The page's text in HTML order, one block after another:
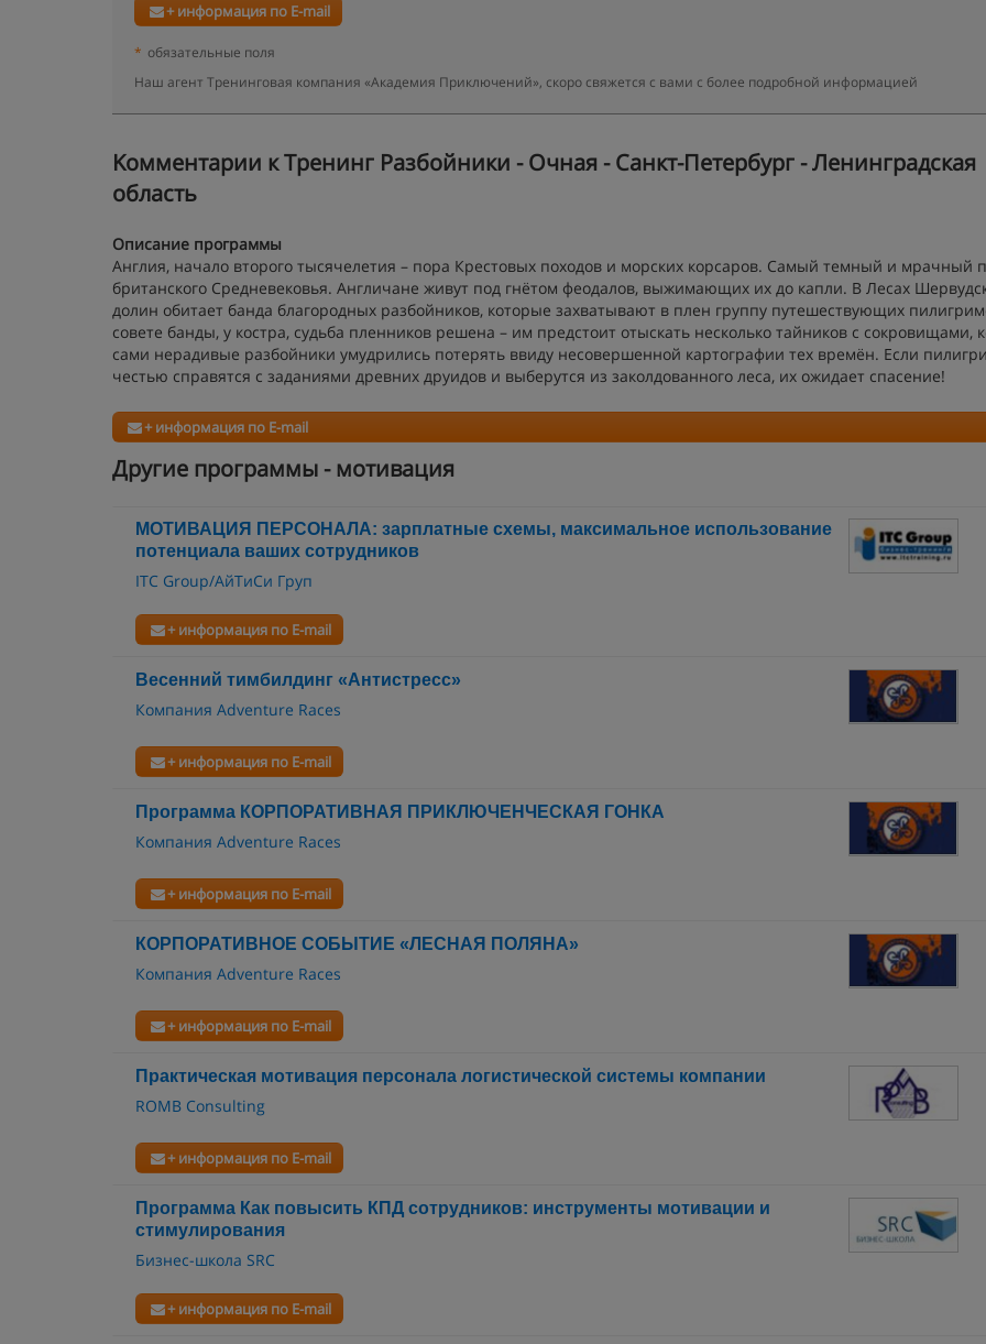
+ информация по E-mail
* обязательные поля
Наш агент Тренинговая компания «Академия Приключений», скоро свяжется с вами с более подробной информацией
Kомментарии к Тренинг Разбойники - Очная - Санкт-Петербург - Ленинградская
область
Описание программы
Англия, начало второго тысячелетия – пора Крестовых походов и морских корсаров. Самый темный и мрачный
британского Средневековья. Англичане живут под гнётом феодалов, выжимающих их до капли. В Лесах
долин обитает банда благородных разбойников, которые захватывают в плен группу путешествующих
совете банды, у костра, судьба пленников решена – им предстоит отыскать несколько тайников с сокровищами,
сами нерадивые разбойники умудрились потерять ввиду несовершенной картографии тех времён. Если
честью справятся с заданиями древних друидов и выберутся из заколдованного леса, их ожидает спасение!
+ информация по E-mail
Другие программы - мотивация
МОТИВАЦИЯ ПЕРСОНАЛА: зарплатные схемы, максимальное использование
потенциала ваших сотрудников
ITC Group/АйТиСи Груп
+ информация по E-mail
Весенний тимбилдинг «Антистресс»
Компания Adventure Races
+ информация по E-mail
Программа КОРПОРАТИВНАЯ ПРИКЛЮЧЕНЧЕСКАЯ ГОНКА
Компания Adventure Races
+ информация по E-mail
КОРПОРАТИВНОЕ СОБЫТИЕ «ЛЕСНАЯ ПОЛЯНА»
Компания Adventure Races
+ информация по E-mail
Практическая мотивация персонала логистической системы компании
ROMB Consulting
+ информация по E-mail
Программа Как повысить КПД сотрудников: инструменты мотивации и
стимулирования
Бизнес-школа SRC
+ информация по E-mail